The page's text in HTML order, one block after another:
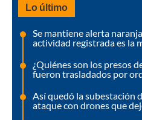
Lo último
Se mantiene alerta
actividad registrada es la
¿Quiénes son los presos
fueron trasladados por
Así quedó la subestación
ataque con drones que